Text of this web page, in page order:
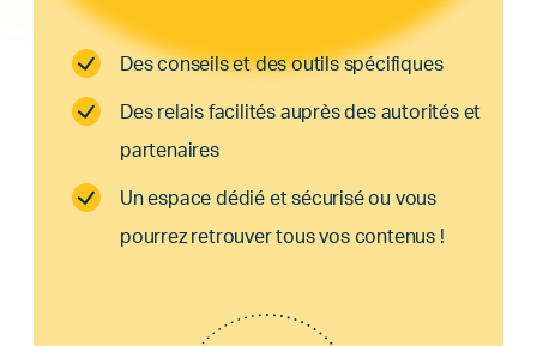
Des conseils et des outils spécifiques
Des relais facilités auprès des autorités et
partenaires
Un espace dédié et sécurisé ou vous
pourrez retrouver tous vos contenus !